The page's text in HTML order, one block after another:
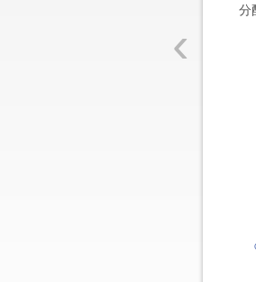
‹
分